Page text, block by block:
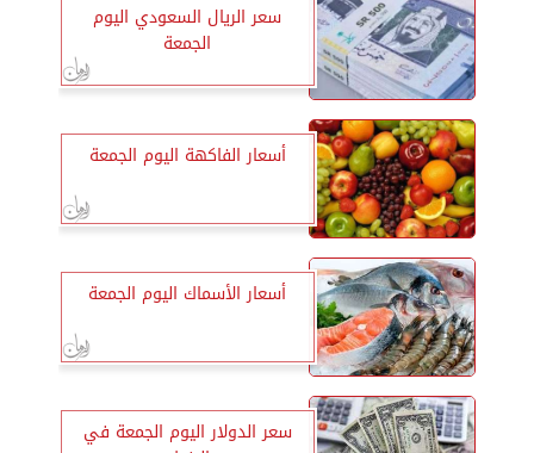
سعر الريال السعودي اليوم
الجمعة
أسعار الفاكهة اليوم الجمعة
أسعار الأسماك اليوم الجمعة
سعر الدولار اليوم الجمعة في